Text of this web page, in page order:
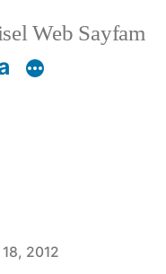
Web Sayfam
2012